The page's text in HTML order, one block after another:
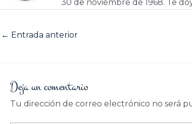
30 de noviembre de 1968. Te
← Entrada anterior
Deja un comentario
Tu dirección de correo electrónico no será